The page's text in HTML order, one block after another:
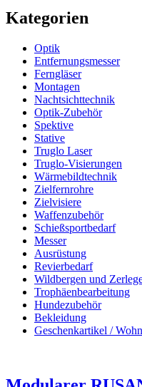
Kategorien
Optik
Entfernungsmesser
Ferngläser
Montagen
Nachtsichttechnik
Optik-Zubehör
Spektive
Stative
Truglo Laser
Truglo-Visierungen
Wärmebildtechnik
Zielfernrohre
Zielvisiere
Waffenzubehör
Schießsportbedarf
Messer
Ausrüstung
Revierbedarf
Wildbergen und
Trophäenbearbeitung
Hundezubehör
Bekleidung
Geschenkartikel /